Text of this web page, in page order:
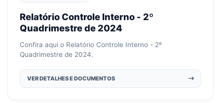
Relatório Controle Interno - 2º
Quadrimestre de 2024
Confira aqui o Relatório Controle Interno - 2º
Quadrimestre de 2024.
VER DETALHES E DOCUMENTOS